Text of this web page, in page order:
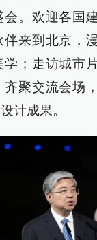
。欢迎各国
来到北京，
学；走访城市
齐聚交流会场
计成果。